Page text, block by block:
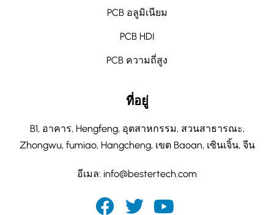
PCB อลูมิเนียม
PCB HDI
PCB ความถี่สูง
ที่อยู่
B1, อาคาร, Hengfeng, อุตสาหกรรม, สวนสาธารณะ,
Zhongwu, fumiao, Hangcheng, เขต Baoan, เซินเจิ้น, จีน
อีเมล: info@bestertech.com